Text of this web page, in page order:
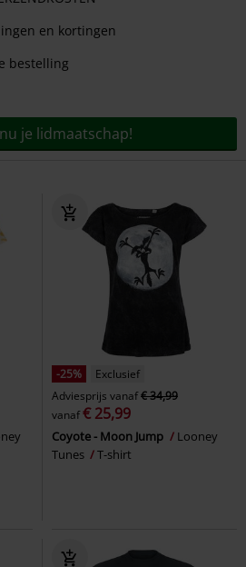
en kortingen
bestelling
je lidmaatschap!
-25%
Exclusief
Adviesprijs vanaf€ 34,99
vanaf€ 25,99
Coyote - Moon Jump
Looney
Tunes
T-shirt